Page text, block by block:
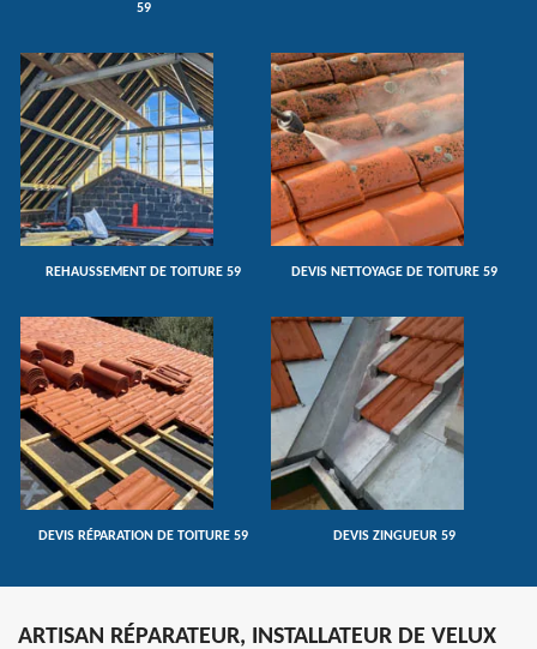
59
REHAUSSEMENT DE TOITURE 59 DEVIS NETTOYAGE DE TOITURE 59
DEVIS RÉPARATION DE TOITURE 59 DEVIS ZINGUEUR 59
ARTISAN RÉPARATEUR, INSTALLATEUR DE VELUX